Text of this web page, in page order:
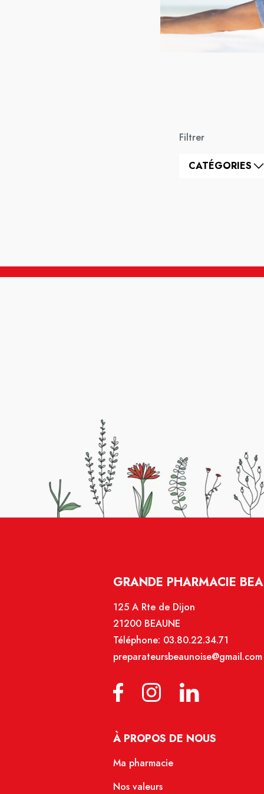
Filtrer
CATÉGORIES
GRANDE PHARMACIE
125 A Rte de Dijon
21200 BEAUNE
Téléphone: 03.80.22.34.71
preparateursbeaunoise@gmail.com
À PROPOS DE NOUS
Ma pharmacie
Nos valeurs